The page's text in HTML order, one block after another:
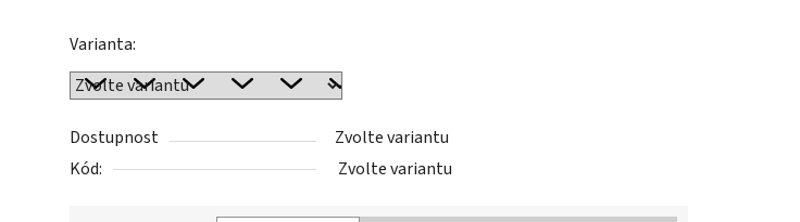
produktu
je
0,0
z
5
Varianta:
Dostupnost
Zvolte variantu
Kód:
Zvolte variantu